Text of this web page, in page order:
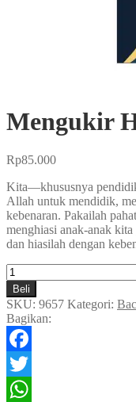
Mengukir
Rp85.000
Kita—khususnya
Allah untuk mendidik,
kebenaran. Pakailah
menghiasi anak-anak
dan hiasilah dengan
Kuantitas
Mengukir
Hati
Batu
Beli
SKU: 9657 Kategori:
Bagikan:
Facebook
Twitter